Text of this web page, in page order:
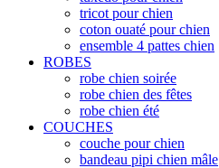
tricot pour chien
coton ouaté pour chien
ensemble 4 pattes chien
ROBES
robe chien soirée
robe chien des fêtes
robe chien été
COUCHES
couche pour chien
bandeau pipi chien mâle